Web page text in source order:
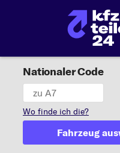
Nationaler Code
Wo finde ich die?
Fahrzeug